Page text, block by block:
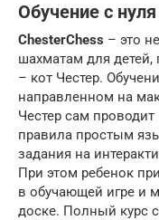
Обучение с нуля
ChesterChess – это
шахматам для детей,
– кот Честер.
направленном на
Честер сам
правила простым
задания на
При этом ребенок
в обучающей игре и
доске. Полный курс